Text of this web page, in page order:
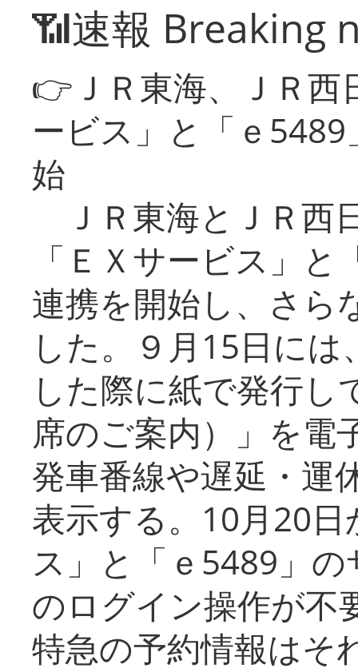
📶速報 Breaking
👉ＪＲ東海、ＪＲ
ービス」と「ｅ
始
ＪＲ東海とＪＲ西
「ＥＸサービス」
連携を開始し、さら
した。９月15日に
した際に紙で発行し
席のご案内）」を電
発車番線や遅延・運
表示する。10月20
ス」と「ｅ5489」
のログイン操作が不
特急の予約情報はそ